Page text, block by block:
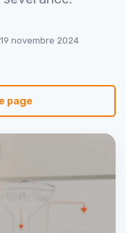
19 novembre 2024
page